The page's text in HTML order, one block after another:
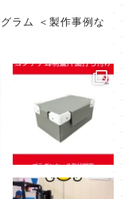
ラム ＜製作事例な